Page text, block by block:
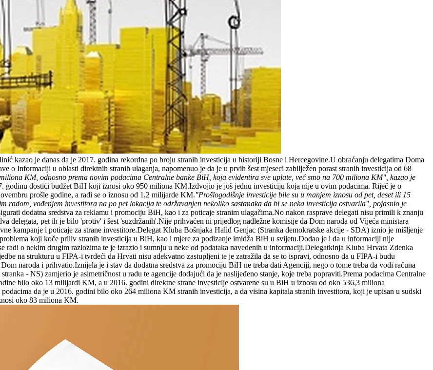
kazao je danas da je 2017. godina rekordna po broju stranih investicija u historiji Bosne i Hercegovine.U obraćanju delegatima Doma
o Informaciji u oblasti direktnih stranih ulaganja, napomenuo je da je u prvih šest mjeseci zabilježen porast stranih investicija od 68
KM, odnosno prema novim podacima Centralne banke BiH, koja evidentira sve uplate, već smo na 700 miliona KM", kazao je
godinu dostići budžet BiH koji iznosi oko 950 miliona KM.Izdvojio je još jednu investiciju koja nije u ovim podacima. Riječ je o
prošle godine, a radi se o iznosu od 1,2 milijarde KM."Prošlogodišnje investicije bile su u manjem iznosu od pet, deset ili 15
vođenjem investitora na po pet lokacija te održavanjen nekoliko sastanaka da bi se neka investicija ostvarila", pojasnio je
dodatna sredstva za reklamu i promociju BiH, kao i za poticaje stranim ulagačima.No nakon rasprave delegati nisu primili k znanju
delegata, pet ih je bilo 'protiv' i šest 'suzdržanih'.Nije prihvaćen ni prijedlog nadležne komisije da Dom naroda od Vijeća ministara
kampanje i poticaje za strane investitore.Delegat Kluba Bošnjaka Halid Genjac (Stranka demokratske akcije - SDA) iznio je mišljenje
koji koče priliv stranih investicija u BiH, kao i mjere za podizanje imidža BiH u svijetu.Dodao je i da u informaciji nije
radi o nekim drugim razlozima te je izrazio i sumnju u neke od podataka navedenih u informaciji.Delegatkinja Kluba Hrvata Zdenka
na strukturu u FIPA-i tvrdeći da Hrvati nisu adekvatno zastupljeni te je zatražila da se to ispravi, odnosno da u FIPA-i budu
naroda i prihvatio.Iznijela je i stav da dodatna sredstva za promociju BiH ne treba dati Agenciji, nego o tome treba da vodi računa
- NS) zamjerio je asimetričnost u radu te agencije dodajući da je naslijeđeno stanje, koje treba popraviti.Prema podacima Centralne
bilo oko 13 milijardi KM, a u 2016. godini direktne strane investicije ostvarene su u BiH u iznosu od oko 536,3 miliona
da je u 2016. godini bilo oko 264 miliona KM stranih investicija, a da visina kapitala stranih investitora, koji je upisan u sudski
oko 83 miliona KM.